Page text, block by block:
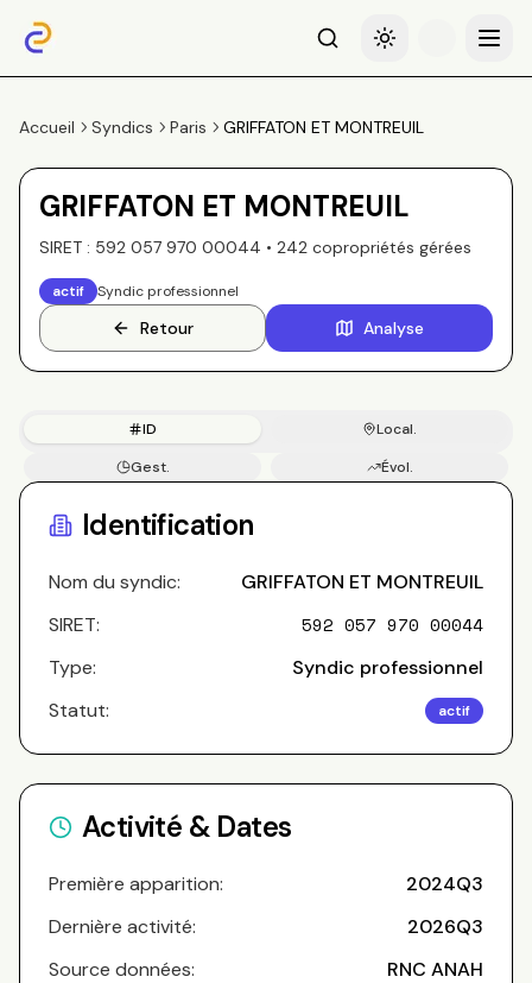
RechercheBasculer le thème
Menu
Accueil Syndics Paris GRIFFATON ET MONTREUIL
GRIFFATON ET MONTREUIL
SIRET : 592 057 970 00044 • 242 copropriétés gérées
actif Syndic professionnel
Retour Analyse
ID
Local.
Gest.
Évol.
Identification
Nom du syndic:
GRIFFATON ET MONTREUIL
SIRET:
592 057 970 00044
Type:
Syndic professionnel
Statut:
actif
Activité & Dates
Première apparition:
2024Q3
Dernière activité:
2026Q3
Source données:
RNC ANAH